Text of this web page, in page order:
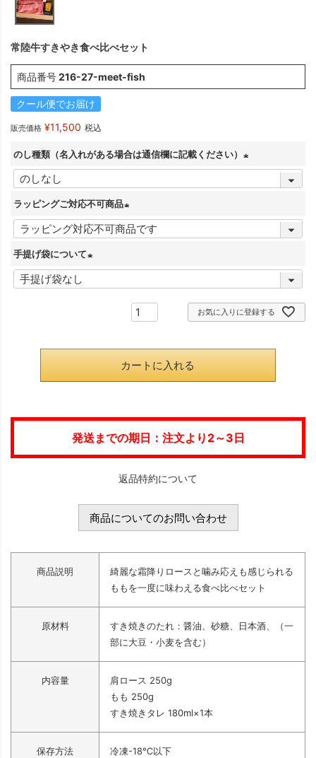
常陸牛すきやき食べ比べセット
商品番号216-27-meet-fish
クール便でお届け
販売価格 ¥11,500 税込
のし種類（名入れがある場合は通信欄に記載ください）
ラッピングご対応不可商品
(
手提げ袋について
お気に入りに登録する
カートに入れる
発送までの期日：注文より2～3日
返品特約について
商品についてのお問い合わせ
商品説明
綺麗な霜降りロースと噛み応えも感じられる
ももを一度に味わえる食べ比べセット
原材料
すき焼きのたれ：醤油、砂糖、日本酒、（一
部に大豆・小麦を含む）
内容量
肩ロース 250g
もも 250g
すき焼きタレ 180ml×1本
保存方法 冷凍-18℃以下